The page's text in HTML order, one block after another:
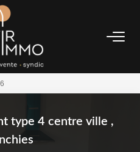
type 4 centre ville ,